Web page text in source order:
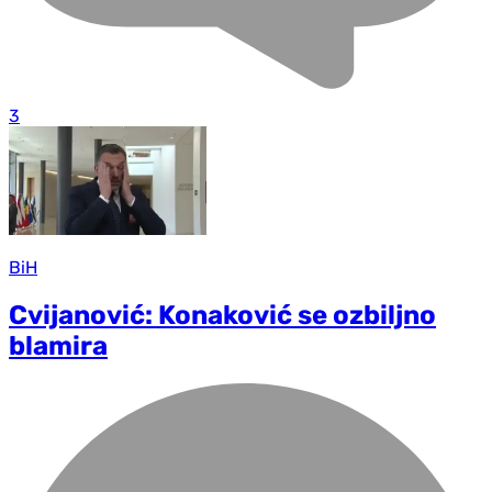
3
BiH
Cvijanović: Konaković se ozbiljno
blamira